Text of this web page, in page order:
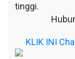
tinggi.
KLIK INI